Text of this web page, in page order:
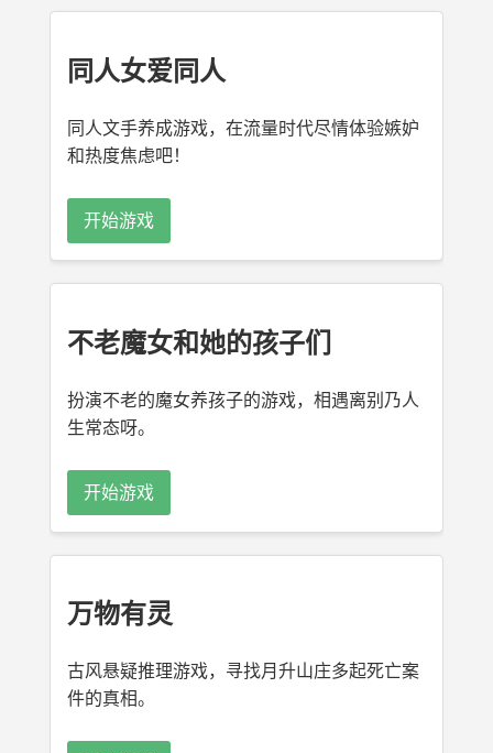
同人女爱同人
同人文手养成游戏，在流量时代尽情体验嫉妒
和热度焦虑吧！
开始游戏
不老魔女和她的孩子们
扮演不老的魔女养孩子的游戏，相遇离别乃人
生常态呀。
开始游戏
万物有灵
古风悬疑推理游戏，寻找月升山庄多起死亡案
件的真相。